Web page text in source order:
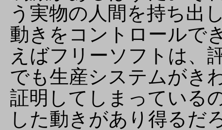
う実物の人間を持ち出
動きをコントロールで
えばフリーソフトは、
でも生産システムがき
証明してしまっている
した動きがあり得るだ